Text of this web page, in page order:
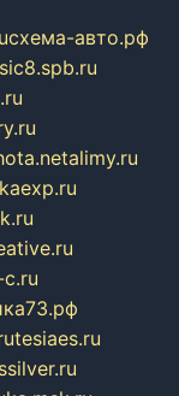
схема-авто.рф
alimy.ru
tesiaes.ru